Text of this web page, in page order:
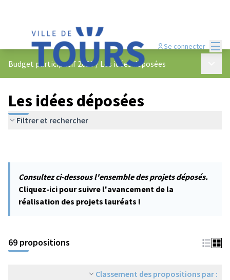
Se connecter
Budget participatif 2023/ Les idées déposées
Les idées déposées
Filtrer et rechercher
Consultez ci-dessous l'ensemble des projets déposés.
Cliquez-ici pour suivre l'avancement de la
réalisation des projets lauréats !
69 propositions
Classement des propositions par :